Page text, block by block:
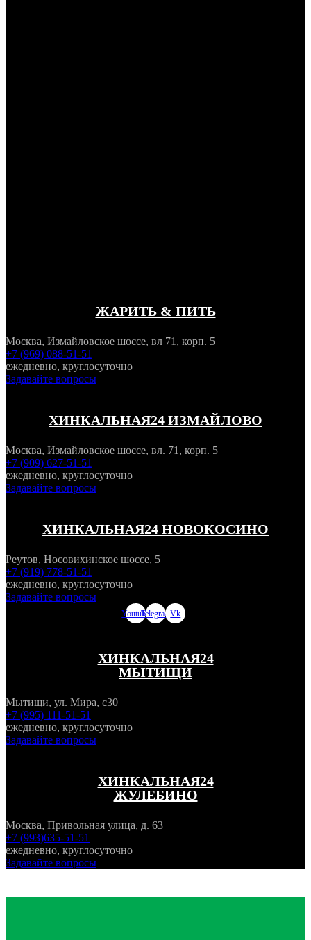
ЖАРИТЬ & ПИТЬ
Москва, Измайловское шоссе, вл 71, корп. 5
+7 (969) 088-51-51
ежедневно, круглосуточно
Задавайте вопросы
ХИНКАЛЬНАЯ24 ИЗМАЙЛОВО
Москва, Измайловское шоссе, вл. 71, корп. 5
+7 (909) 627-51-51
ежедневно, круглосуточно
Задавайте вопросы
ХИНКАЛЬНАЯ24 НОВОКОСИНО
Реутов, Носовихинское шоссе, 5
+7 (919) 778-51-51
ежедневно, круглосуточно
Задавайте вопросы
YoutubeTelegramVk
ХИНКАЛЬНАЯ24
МЫТИЩИ
Мытищи, ул. Мира, с30
+7 (995) 111-51-51
ежедневно, круглосуточно
Задавайте вопросы
ХИНКАЛЬНАЯ24
ЖУЛЕБИНО
Москва, Привольная улица, д. 63
+7 (993)635-51-51
ежедневно, круглосуточно
Задавайте вопросы